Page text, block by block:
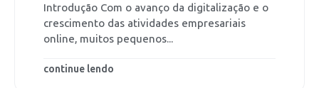
Introdução Com o avanço da digitalização e o
crescimento das atividades empresariais
online, muitos pequenos...
continue lendo